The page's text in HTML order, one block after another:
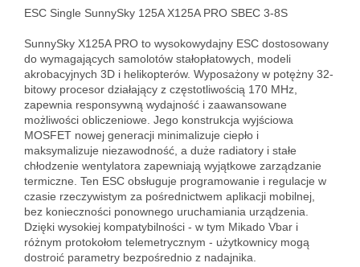
ESC Single SunnySky 125A X125A PRO SBEC 3-8S
SunnySky X125A PRO to wysokowydajny ESC dostosowany
do wymagających samolotów stałopłatowych, modeli
akrobacyjnych 3D i helikopterów. Wyposażony w potężny 32-
bitowy procesor działający z częstotliwością 170 MHz,
zapewnia responsywną wydajność i zaawansowane
możliwości obliczeniowe. Jego konstrukcja wyjściowa
MOSFET nowej generacji minimalizuje ciepło i
maksymalizuje niezawodność, a duże radiatory i stałe
chłodzenie wentylatora zapewniają wyjątkowe zarządzanie
termiczne. Ten ESC obsługuje programowanie i regulacje w
czasie rzeczywistym za pośrednictwem aplikacji mobilnej,
bez konieczności ponownego uruchamiania urządzenia.
Dzięki wysokiej kompatybilności - w tym Mikado Vbar i
różnym protokołom telemetrycznym - użytkownicy mogą
dostroić parametry bezpośrednio z nadajnika.